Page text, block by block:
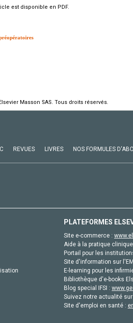
est disponible en PDF.
Masson SAS. Tous droits réservés.
REVUES LIVRES NOS FORMULES
PLATEFORMES
Site e-commerce :
Aide à la pratique
Portail pour les
Site d'information sur
E-learning pour les
Bibliothèque d'e-books
Blog special IFSI :
Suivez notre actualité
Site d'emploi en santé :